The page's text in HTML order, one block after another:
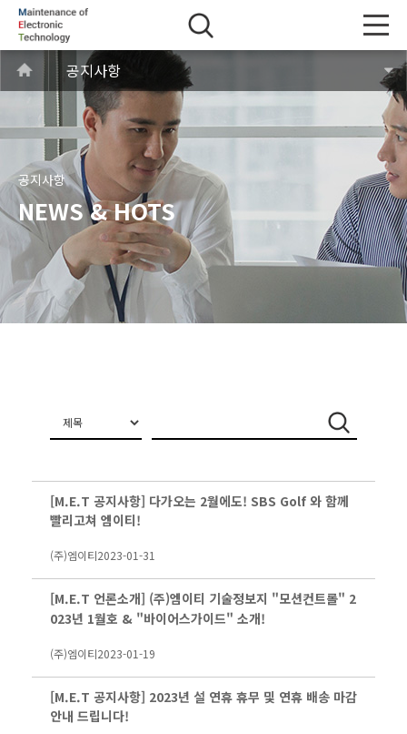
공지사항
공지사항
NEWS & HOTS
[M.E.T 공지사항] 다가오는 2월에도! SBS Golf 와 함께
빨리고쳐 엠이티!
(주)엠이티2023-01-31
[M.E.T 언론소개] (주)엠이티 기술정보지 "모션컨트롤" 2
023년 1월호 & "바이어스가이드" 소개!
(주)엠이티2023-01-19
[M.E.T 공지사항] 2023년 설 연휴 휴무 및 연휴 배송 마감
안내 드립니다!